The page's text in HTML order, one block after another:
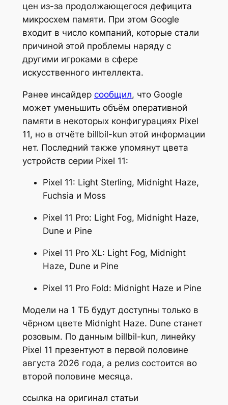
цен из-за продолжающегося дефицита
микросхем памяти. При этом Google
входит в число компаний, которые стали
причиной этой проблемы наряду с
другими игроками в сфере
искусственного интеллекта.
Ранее инсайдер сообщил, что Google
может уменьшить объём оперативной
памяти в некоторых конфигурациях Pixel
11, но в отчёте billbil-kun этой информации
нет. Последний также упомянут цвета
устройств серии Pixel 11:
Pixel 11: Light Sterling, Midnight Haze,
Fuchsia и Moss
Pixel 11 Pro: Light Fog, Midnight Haze,
Dune и Pine
Pixel 11 Pro XL: Light Fog, Midnight
Haze, Dune и Pine
Pixel 11 Pro Fold: Midnight Haze и Pine
Модели на 1 ТБ будут доступны только в
чёрном цвете Midnight Haze. Dune станет
розовым. По данным billbil-kun, линейку
Pixel 11 презентуют в первой половине
августа 2026 года, а релиз состоится во
второй половине месяца.
ссылка на оригинал статьи